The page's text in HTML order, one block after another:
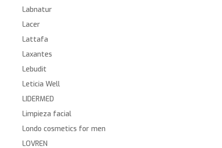
Labnatur
Lacer
Lattafa
Laxantes
Lebudit
Leticia Well
LIDERMED
Limpieza facial
Londo cosmetics for men
LOVREN